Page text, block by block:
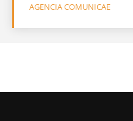
AGENCIA COMUNICAE